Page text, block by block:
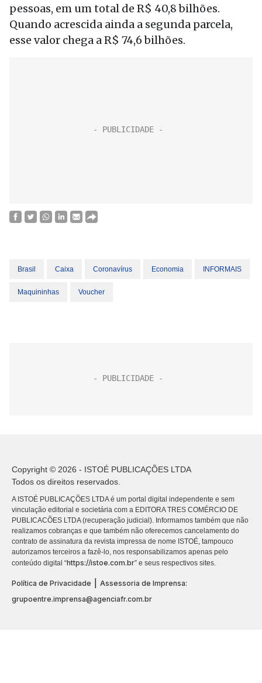
pessoas, em um total de R$ 40,8 bilhões.
Quando acrescida ainda a segunda parcela,
esse valor chega a R$ 74,6 bilhões.
Brasil Caixa Coronavírus Economia INFORMAIS
Maquininhas Voucher
Copyright © 2026 - ISTOÉ PUBLICAÇÕES LTDA
Todos os direitos reservados.
A ISTOÉ PUBLICAÇÕES LTDA é um portal digital independente e sem
vinculação editorial e societária com a EDITORA TRES COMÉRCIO DE
PUBLICACÕES LTDA (recuperação judicial). Informamos também que não
realizamos cobranças e que também não oferecemos cancelamento do
contrato de assinatura da revista impressa de nome ISTOÉ, tampouco
autorizamos terceiros a fazê-lo, nos responsabilizamos apenas pelo
conteúdo digital “https://istoe.com.br” e seus respectivos sites.
Política de Privacidade
Assessoria de Imprensa:
grupoentre.imprensa@agenciafr.com.br